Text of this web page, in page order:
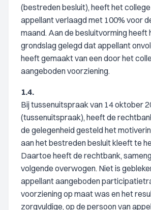
(bestreden besluit), heeft het
appellant verlaagd met 100% voor
maand. Aan de besluitvorming heeft
grondslag gelegd dat appellant
heeft gemaakt van een door het
aangeboden voorziening.
1.4.
Bij tussenuitspraak van 14 oktober
(tussenuitspraak), heeft de
de gelegenheid gesteld het
aan het bestreden besluit kleeft te
Daartoe heeft de rechtbank,
volgende overwogen. Niet is
appellant aangeboden
voorziening op maat was en het
zorgvuldige, op de persoon van